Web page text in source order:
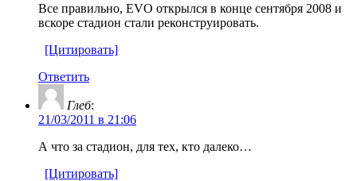
Все правильно, EVO открылся в конце сентября 2008 и
вскоре стадион стали реконструировать.
[Цитировать]
Ответить
Глеб:
21/03/2011 в 21:06
А что за стадион, для тех, кто далеко…
[Цитировать]